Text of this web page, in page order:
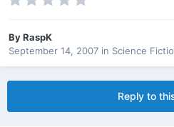
ByRaspK
September 14, 2007 in Science
Reply to